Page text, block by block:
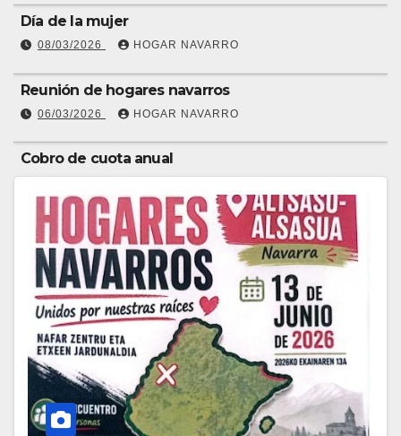
Día de la mujer
08/03/2026 HOGAR NAVARRO
Reunión de hogares navarros
06/03/2026 HOGAR NAVARRO
Cobro de cuota anual